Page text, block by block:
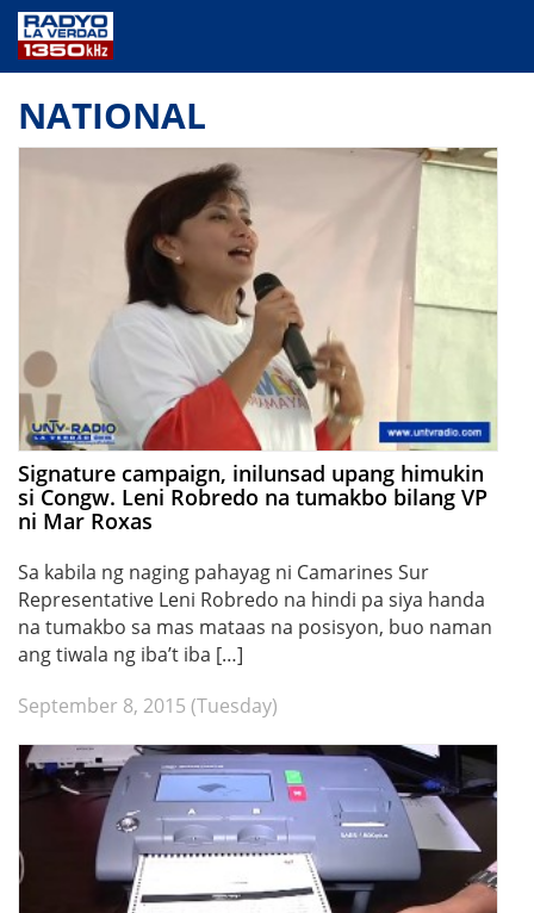
PUBLIC SERVICE
ANNOUNCEMENTS
CONTACT US
NATIONAL
Signature campaign, inilunsad upang himukin
si Congw. Leni Robredo na tumakbo bilang VP
ni Mar Roxas
Sa kabila ng naging pahayag ni Camarines Sur
Representative Leni Robredo na hindi pa siya handa
na tumakbo sa mas mataas na posisyon, buo naman
ang tiwala ng iba’t iba […]
September 8, 2015 (Tuesday)